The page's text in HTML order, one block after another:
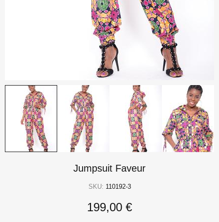
Jumpsuit Faveur
SKU: 110192-3
199,00 €